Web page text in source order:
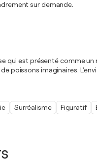
sur demande.
est présenté comme
poissons imaginaires.
Surréalisme Figuratif